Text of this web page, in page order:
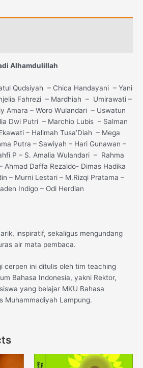
Alhamdulillah
Qudsiyah – Chica Handayani – Yani
Fahrezi – Mardhiah – Umirawati –
Amara – Woro Wulandari – Uswatun
Dwi Putri – Marchio Lubis – Salman
– Halimah Tusa’Diah – Mega
Putra – Sawiyah – Hari Gunawan –
P – S. Amalia Wulandari – Rahma
Ahmad Daffa Rezaldo- Dimas Hadika
– Murni Lestari – M.Rizqi Pratama –
Indigo – Odi Herdian
inspiratif, sekaligus mengundang
air mata pembaca.
cerpen ini ditulis oleh tim teaching
Bahasa Indonesia, yakni Rektor,
yang belajar MKU Bahasa
Muhammadiyah Lampung.